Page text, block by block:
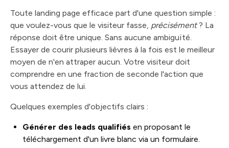
Toute landing page efficace part d'une question simple :
que voulez-vous que le visiteur fasse, précisément? La
réponse doit être unique. Sans aucune ambiguïté.
Essayer de courir plusieurs lièvres à la fois est le meilleur
moyen de n'en attraper aucun. Votre visiteur doit
comprendre en une fraction de seconde l'action que
vous attendez de lui.
Quelques exemples d'objectifs clairs :
Générer des leads qualifiés en proposant le
téléchargement d'un livre blanc via un formulaire.